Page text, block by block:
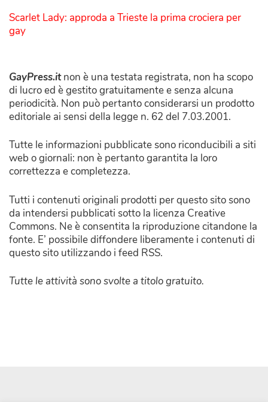
Scarlet Lady: approda a Trieste la prima crociera per
gay
GayPress.itnon è una testata registrata, non ha scopo
di lucro ed è gestito gratuitamente e senza alcuna
periodicità. Non può pertanto considerarsi un prodotto
editoriale ai sensi della legge n. 62 del 7.03.2001.
Tutte le informazioni pubblicate sono riconducibili a siti
web o giornali: non è pertanto garantita la loro
correttezza e completezza.
Tutti i contenuti originali prodotti per questo sito sono
da intendersi pubblicati sotto la licenza Creative
Commons. Ne è consentita la riproduzione citandone la
fonte. E’ possibile diffondere liberamente i contenuti di
questo sito utilizzando i feed RSS.
Tutte le attività sono svolte a titolo gratuito.